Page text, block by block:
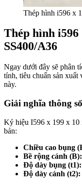
Thép hình i596 x
Thép hình i596
SS400/A36
Ngay dưới đây sẽ phân
tính, tiêu chuẩn sản xuất
này.
Giải nghĩa thông
Ký hiệu I596 x 199 x 10
bản:
Chiều cao bụng
Bề rộng cánh
Độ dày bụng
Độ dày cánh (t2):